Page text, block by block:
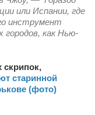
или Испании, где
инструмент
как Нью-
скрипок,
старинной
(фото)